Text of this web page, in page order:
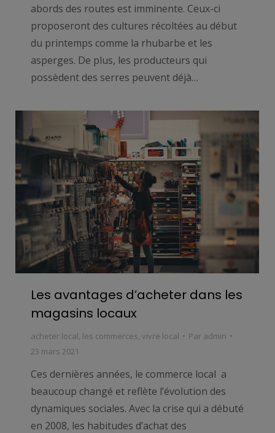
abords des routes est imminente. Ceux-ci
proposeront des cultures récoltées au début
du printemps comme la rhubarbe et les
asperges. De plus, les producteurs qui
possèdent des serres peuvent déjà…
Les avantages d’acheter dans les
magasins locaux
acheter local, les commerces, vivre local Par admin
23 mars 2021
Ces dernières années, le commerce local a
beaucoup changé et reflète l’évolution des
dynamiques sociales. Avec la crise qui a débuté
en 2008, les habitudes d’achat des